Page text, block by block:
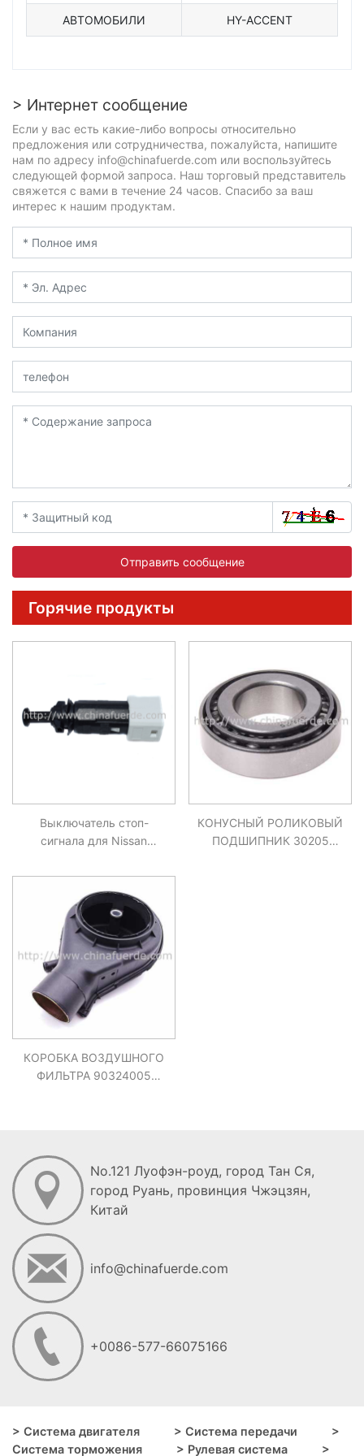
АВТОМОБИЛИ HY-ACCENT
> Интернет сообщение
Если у вас есть какие-либо вопросы относительно
предложения или сотрудничества, пожалуйста, напишите
нам по адресу info@chinafuerde.com или воспользуйтесь
следующей формой запроса. Наш торговый представитель
свяжется с вами в течение 24 часов. Спасибо за ваш
интерес к нашим продуктам.
Отправить сообщение
Горячие продукты
Выключатель стоп-
сигнала для Nissan
RENAULT Clio Espace
04404452, 7700414988,
454545 02 14
КОНУСНЫЙ РОЛИКОВЫЙ
ПОДШИПНИК 30205
КОРОБКА ВОЗДУШНОГО
ФИЛЬТРА 90324005
No.121 Луофэн-роуд, город Тан Ся,
город Руань, провинция Чжэцзян,
Китай
info@chinafuerde.com
+0086-577-66075166
> Система двигателя > Система передачи
>
Система торможения
> Рулевая система >